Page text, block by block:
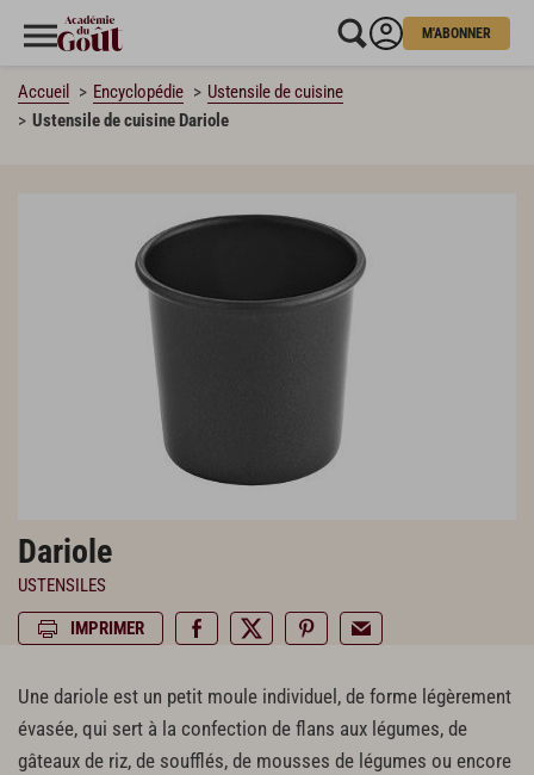
M'ABONNER
Accueil Encyclopédie
Ustensile de cuisine
Ustensile de cuisine Dariole
Dariole
USTENSILES
IMPRIMER
Une dariole est un petit moule individuel, de forme légèrement
évasée, qui sert à la confection de flans aux légumes, de
gâteaux de riz, de soufflés, de mousses de légumes ou encore